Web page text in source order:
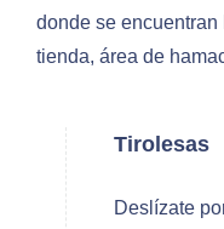
donde se
tienda, área de
Tirolesas
Deslízate